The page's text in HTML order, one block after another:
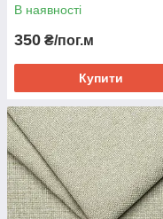
В наявності
350 ₴/пог.м
Купити